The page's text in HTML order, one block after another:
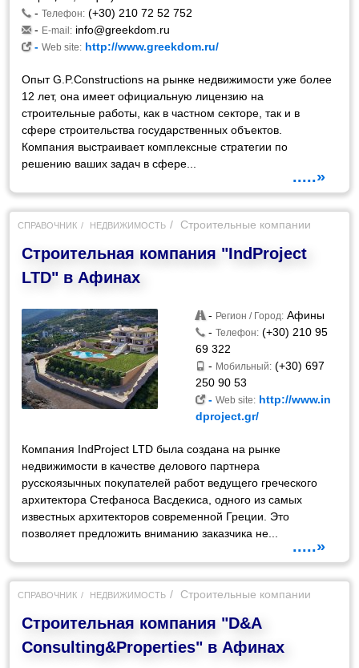
-Телефон: (+30) 210 72 52 752
- E-mail: info@greekdom.ru
-Web site: http://www.greekdom.ru/
Опыт G.P.Constructions на рынке недвижимости уже более
12 лет, она имеет официальную лицензию на
строительные работы, как в частном секторе, так и в
сфере строительства государственных объектов.
Компания выстраивает комплексные стратегии по
решению ваших задач в сфере...
.....»
СПРАВОЧНИК НЕДВИЖИМОСТЬ Строительные компании
Строительная компания "IndProject
LTD" в Афинах
- Регион / Город: Афины
-Телефон: (+30) 210 95
69 322
- Мобильный: (+30) 697
250 90 53
-Web site: http://www.in
dproject.gr/
Компания IndProject LTD была создана на рынке
недвижимости в качестве делового партнера
русскоязычных покупателей работ ведущего греческого
архитектора Стефаноса Васдекиса, одного из самых
известных архитекторов современной Греции. Это
позволяет предложить вниманию заказчика не...
.....»
СПРАВОЧНИК НЕДВИЖИМОСТЬ Строительные компании
Строительная компания "D&A
Consulting&Properties" в Афинах